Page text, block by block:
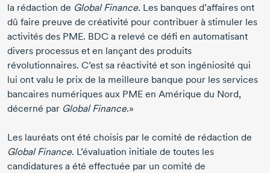
la rédaction de Global Finance. Les banques d’affaires ont
dû faire preuve de créativité pour contribuer à stimuler les
activités des PME. BDC a relevé ce défi en automatisant
divers processus et en lançant des produits
révolutionnaires. C’est sa réactivité et son ingéniosité qui
lui ont valu le prix de la meilleure banque pour les services
bancaires numériques aux PME en Amérique du Nord,
décerné par Global Finance.»
Les lauréats ont été choisis par le comité de rédaction de
Global Finance. L’évaluation initiale de toutes les
candidatures a été effectuée par un comité de